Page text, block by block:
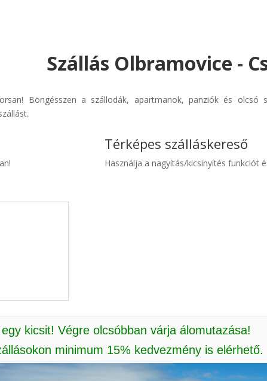
Szállás Olbramovice -
Böngésszen a szállodák, apartmanok, panziók és olcsó
Térképes szálláskereső
Használja a nagyítás/kicsinyítés funkciót
kicsit! Végre olcsóbban várja álomutazása!
minimum 15% kedvezmény is elérhető.